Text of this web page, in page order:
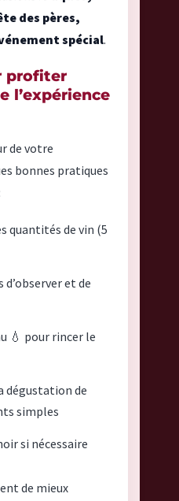
des pères,
spécial.
profiter
l’expérience
de votre
bonnes pratiques
quantités de vin (5
et de
💧 pour rincer le
dégustation de
simples
si nécessaire
de mieux